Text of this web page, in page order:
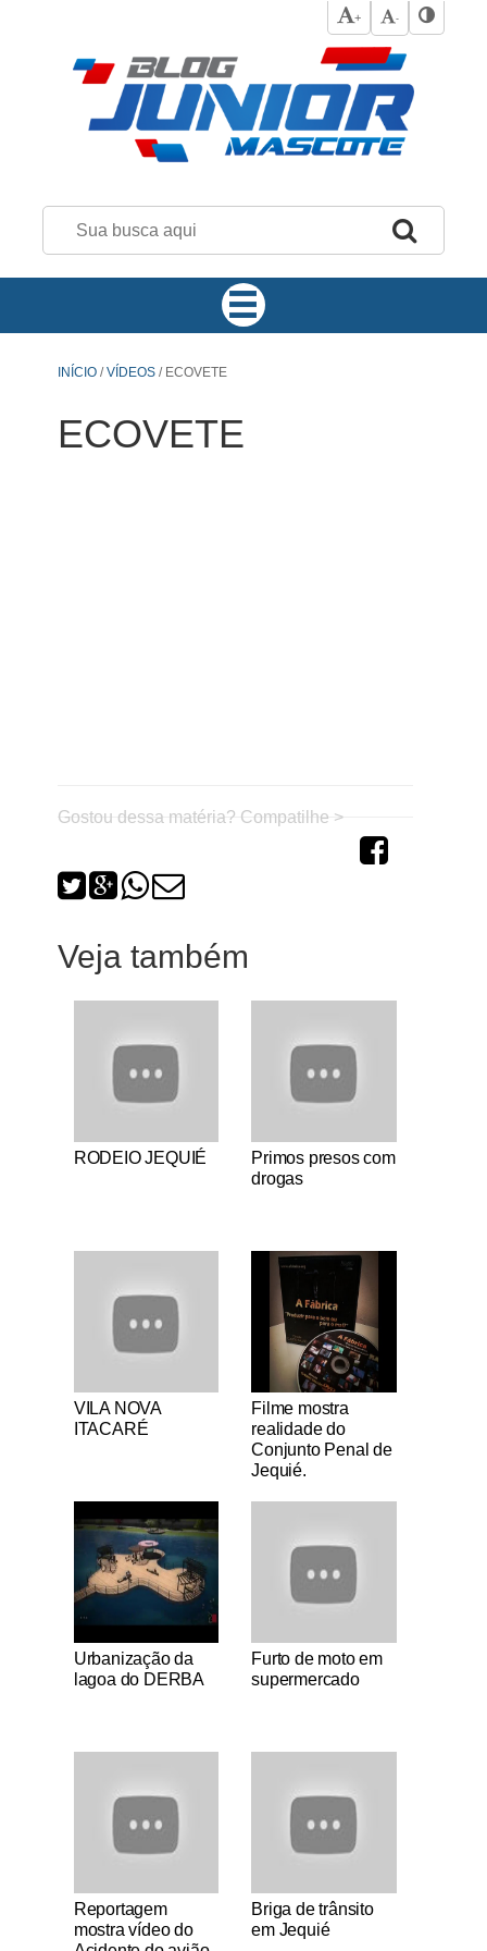
+ -
INÍCIO / VÍDEOS /ECOVETE
ECOVETE
Gostou dessa matéria? Compatilhe >
Veja também
Notícias Católicas
RODEIO JEQUIÉ Notícias Católicas
Primos presos com
drogas
Notícias Católicas
VILA NOVA
ITACARÉ
Notícias Católicas
Filme mostra
realidade do
Conjunto Penal de
Jequié.
Notícias Católicas
Urbanização da
lagoa do DERBA
Notícias Católicas
Furto de moto em
supermercado
Notícias Católicas
Reportagem
mostra vídeo do
Notícias Católicas
Briga de trânsito
em Jequié